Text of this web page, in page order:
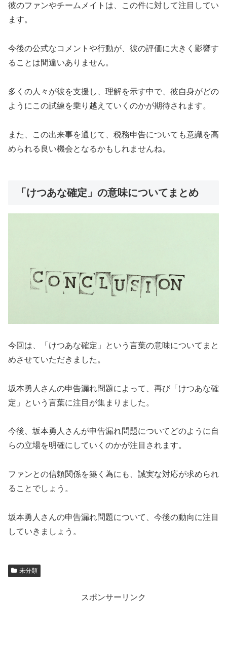
彼のファンやチームメイトは、この件に対して注目してい
ます。
今後の公式なコメントや行動が、彼の評価に大きく影響す
ることは間違いありません。
多くの人々が彼を支援し、理解を示す中で、彼自身がどの
ようにこの試練を乗り越えていくのかが期待されます。
また、この出来事を通じて、税務申告についても意識を高
められる良い機会となるかもしれませんね。
「けつあな確定」の意味についてまとめ
今回は、「けつあな確定」という言葉の意味についてまと
めさせていただきました。
坂本勇人さんの申告漏れ問題によって、再び「けつあな確
定」という言葉に注目が集まりました。
今後、坂本勇人さんが申告漏れ問題についてどのように自
らの立場を明確にしていくのかが注目されます。
ファンとの信頼関係を築く為にも、誠実な対応が求められ
ることでしょう。
坂本勇人さんの申告漏れ問題について、今後の動向に注目
していきましょう。
未分類
スポンサーリンク